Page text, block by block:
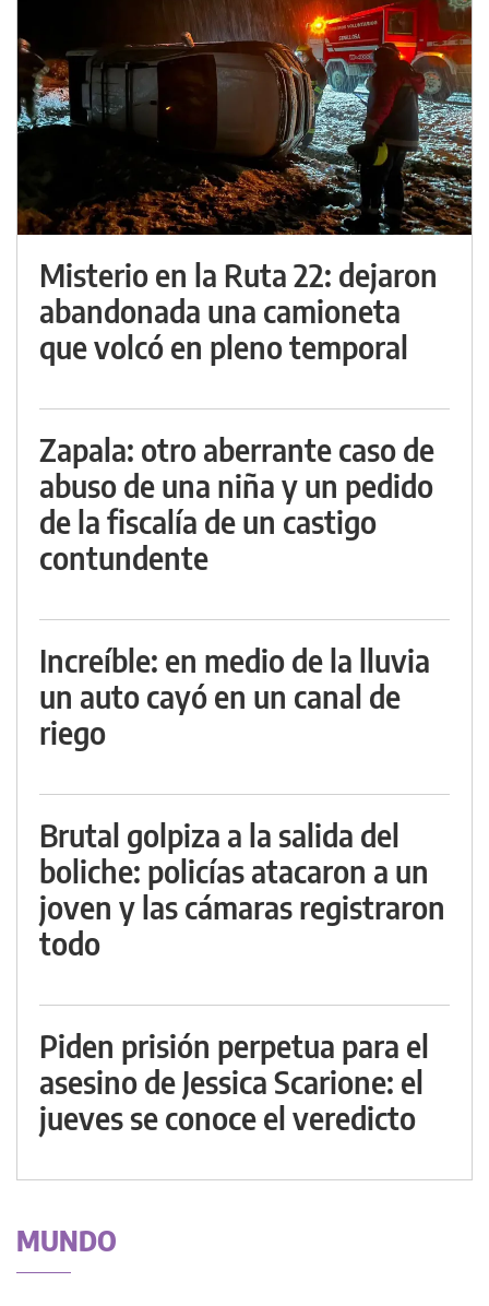
Misterio en la Ruta 22: dejaron
abandonada una camioneta
que volcó en pleno temporal
Zapala: otro aberrante caso de
abuso de una niña y un pedido
de la fiscalía de un castigo
contundente
Increíble: en medio de la lluvia
un auto cayó en un canal de
riego
Brutal golpiza a la salida del
boliche: policías atacaron a un
joven y las cámaras registraron
todo
Piden prisión perpetua para el
asesino de Jessica Scarione: el
jueves se conoce el veredicto
MUNDO